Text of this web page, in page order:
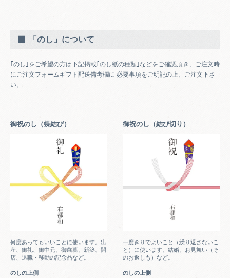
「のし」について
｢のし｣をご希望の方は下記掲載｢のし紙の種類｣などをご確認頂き、ご注文時
にご注文フォームギフト配送備考欄に 必要事項をご明記の上、ご注文下さ
い。
御祝のし（蝶結び）
何度あってもいいことに使います。出
産、御礼、御中元、御歳暮、新築、開
店、退職・移動の記念品など。
のしの上側
御祝のし（結び切り）
一度きりでよいこと（繰り返さないこ
と）に使います。結婚、お見舞い（そ
のお返しも）など。
のしの上側